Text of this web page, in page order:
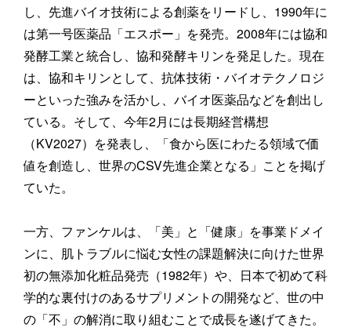
し、先進バイオ技術による創薬をリードし、1990年に
は第一号医薬品「エスポー」を発売。2008年には協和
発酵工業と統合し、協和発酵キリンを発足した。現在
は、協和キリンとして、抗体技術・バイオテクノロジ
ーといった強みを活かし、バイオ医薬品などを創出し
ている。そして、今年2月には長期経営構想
（KV2027）を発表し、「食から医にわたる領域で価
値を創造し、世界のCSV先進企業となる」ことを掲げ
ていた。
一方、ファンケルは、「美」と「健康」を事業ドメイ
ンに、肌トラブルに悩む女性の課題解決に向けた世界
初の無添加化粧品発売（1982年）や、日本で初めて科
学的な裏付けのあるサプリメントの開発など、世の中
の「不」の解消に取り組むことで成長を遂げてきた。